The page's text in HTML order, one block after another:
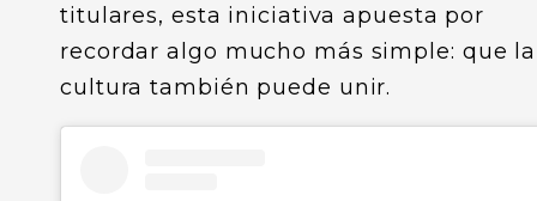
titulares, esta iniciativa apuesta por
recordar algo mucho más simple: que la
cultura también puede unir.